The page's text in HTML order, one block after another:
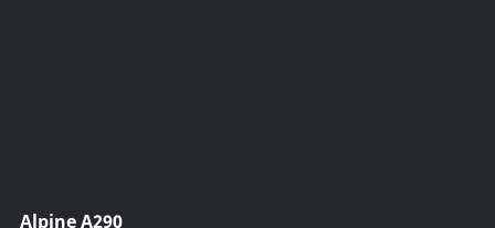
Alpine A290